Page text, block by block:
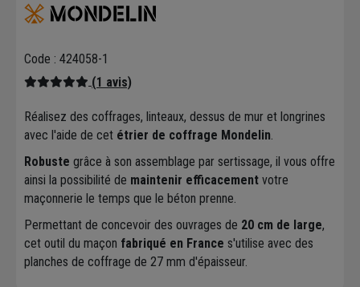
Code : 424058-1
(1 avis)
Réalisez des coffrages, linteaux, dessus de mur et longrines
avec l'aide de cet étrier de coffrage Mondelin
Robuste grâce à son assemblage par sertissage, il vous offre
ainsi la possibilité de maintenir efficacement votre
maçonnerie le temps que le béton prenne.
Permettant de concevoir des ouvrages de 20 cm de large,
cet outil du maçon fabriqué en France s'utilise avec des
planches de coffrage de 27 mm d'épaisseur.